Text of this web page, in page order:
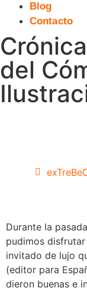
Blog
Contacto
del
Durante la
pudimos
invitado de lujo
(editor para
dieron buenas e